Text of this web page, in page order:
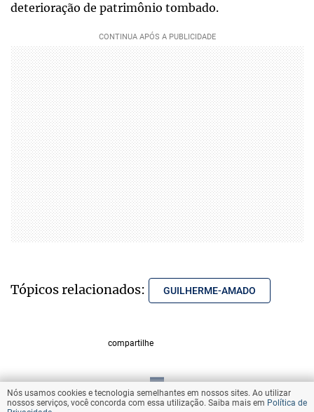
deterioração de patrimônio tombado.
Tópicos relacionados: GUILHERME-AMADO
compartilhe
VOLTAR AO TOPO
Nós usamos cookies e tecnologia semelhantes em nossos sites. Ao utilizar
nossos serviços, você concorda com essa utilização. Saiba mais em Política de